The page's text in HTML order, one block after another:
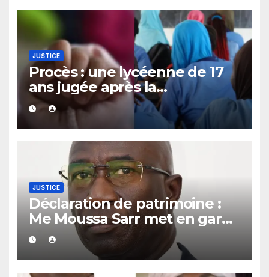
JUSTICE
Procès : une lycéenne de 17
ans jugée après la
découverte d’un bébé caché
sous un lit
JUSTICE
Déclaration de patrimoine :
Me Moussa Sarr met en garde
les récalcitrants